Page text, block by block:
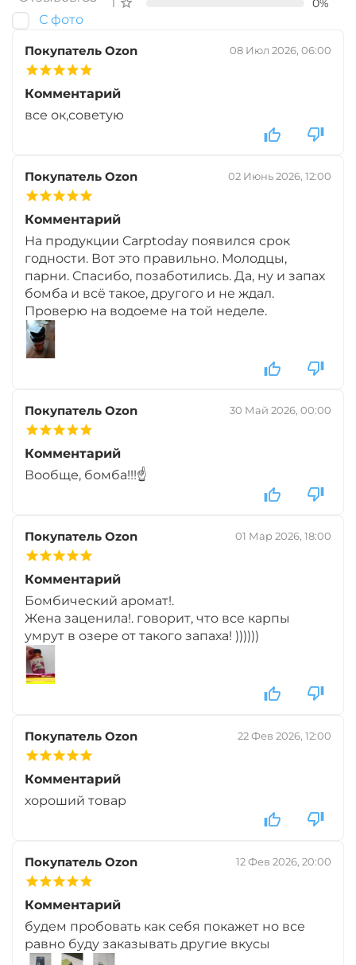
+
Вкус:
‍549‍ ₽‍646‍₽ +
−
Вкус:
+
Вкус:
1 звезда 0%
С фото
Покупатель Ozon 08 Июл 2026, 06:00
Комментарий
все ок,советую
Покупатель Ozon 02 Июнь 2026, 12:00
Комментарий
На продукции Carptoday появился срок
годности. Вот это правильно. Молодцы,
парни. Спасибо, позаботились. Да, ну и запах
бомба и всё такое, другого и не ждал.
Проверю на водоеме на той неделе.
Покупатель Ozon 30 Май 2026, 00:00
Комментарий
Вообще, бомба!!!☝️
Покупатель Ozon 01 Мар 2026, 18:00
Комментарий
Бомбический аромат!.
Жена заценила!. говорит, что все карпы
умрут в озере от такого запаха! ))))))
Покупатель Ozon 22 Фев 2026, 12:00
Комментарий
хороший товар
Покупатель Ozon 12 Фев 2026, 20:00
Комментарий
будем пробовать как себя покажет но все
равно буду заказывать другие вкусы